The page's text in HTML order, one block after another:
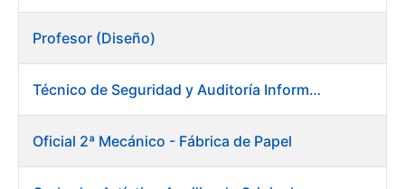
Mostrar/Ocultar
Mostrar/Ocultar
Profesor (Diseño)
Técnico de Seguridad y Auditoría Informática
Oficial 2ª Mecánico - Fábrica de Papel